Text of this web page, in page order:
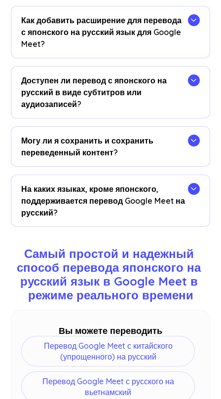
Да! Вы можете обновить свойпландля
получения дополнительных минут перевода
при необходимости.
Как добавить расширение для перевода
с японского на русский язык для Google
Meet?
Добавьте расширение JotMe Chrome, задайте
языковые настройки и получите мгновенный
перевод с японского на русский язык в режиме
реального времени в Google Meet.
Доступен ли перевод с японского на
русский в виде субтитров или
аудиозаписей?
Перевод с японского на русский доступен в
виде субтитров. Свяжитесь с нами, если вам
нужны варианты перевода аудио.
Могу ли я сохранить и сохранить
переведенный контент?
Да, переводы сохраняются в режиме реального
времени в Google Meet JotMe
. Вы также можете просмотреть и
скопировать стенограмму и переведенную
стенограмму, чтобы после конференции
управления.
На каких языках, кроме японского,
поддерживается перевод Google Meet на
русский?
китайский, корейский, испанский, португальский,
французский, немецкий, шведский, финский,
арабский, хинди, урду, турецкий, норвежский,
итальянский, бирманский, русский,
филиппинский, суахили, венгерский и
Самый простой и надежный
способ перевода японского на
русский язык в Google Meet в
режиме реального времени
Вы можете переводить
Перевод Google Meet с китайского
(упрощенного) на русский
Перевод Google Meet с русского на
вьетнамский